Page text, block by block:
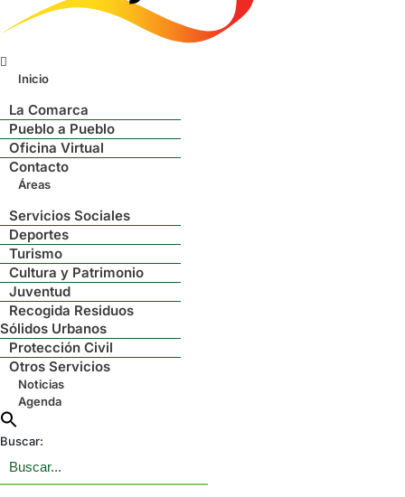
Menú
Inicio
La Comarca
Pueblo a Pueblo
Oficina Virtual
Contacto
Áreas
Servicios Sociales
Deportes
Turismo
Cultura y Patrimonio
Juventud
Recogida Residuos
Sólidos Urbanos
Protección Civil
Otros Servicios
Noticias
Agenda
Buscar: